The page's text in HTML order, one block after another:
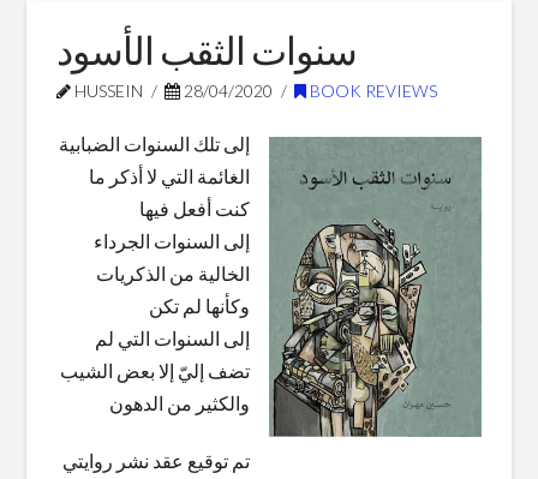
Blog Posts
سنوات الثقب الأسود
HUSSEIN 28/04/2020 BOOK REVIEWS
إلى تلك السنوات الضبابية
الغائمة التي لا أذكر ما
كنت أفعل فيها
إلى السنوات الجرداء
الخالية من الذكريات
وكأنها لم تكن
إلى السنوات التي لم
تضف إليّ إلا بعض الشيب
والكثير من الدهون
تم توقيع عقد نشر روايتي